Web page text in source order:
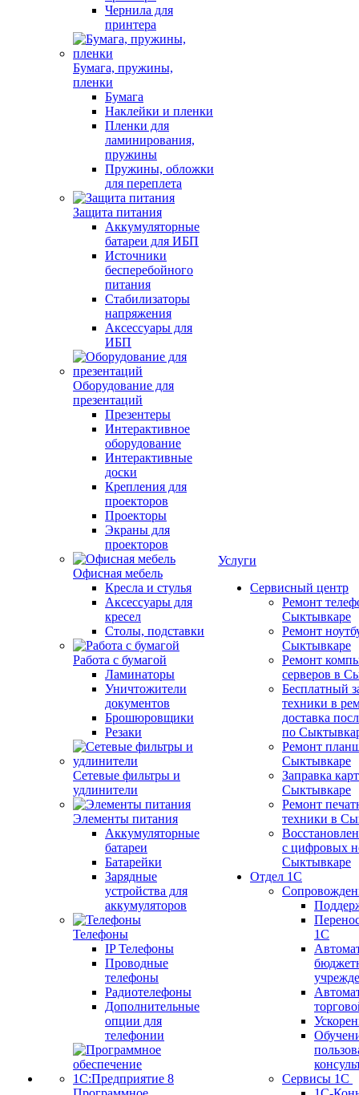
Чернила для
принтера
Бумага, пружины,
пленки
Бумага
Наклейки и пленки
Пленки для
ламинирования,
пружины
Пружины, обложки
для переплета
Защита питания
Аккумуляторные
батареи для ИБП
Источники
бесперебойного
питания
Стабилизаторы
напряжения
Аксессуары для
ИБП
Оборудование для
презентаций
Презентеры
Интерактивное
оборудование
Интерактивные
доски
Крепления для
проекторов
Проекторы
Экраны для
проекторов
Офисная мебель
Кресла и стулья
Аксессуары для
кресел
Столы, подставки
Работа с бумагой
Ламинаторы
Уничтожители
документов
Брошюровщики
Резаки
Сетевые фильтры и
удлинители
Элементы питания
Аккумуляторные
батареи
Батарейки
Зарядные
устройства для
аккумуляторов
Телефоны
IP Телефоны
Проводные
телефоны
Радиотелефоны
Дополнительные
опции для
телефонии
Услуги
Сервисный центр
Ремонт
Сыктывкаре
Ремонт
Сыктывкаре
Ремонт
серверов в
Бесплатный
техники в
доставка
по
Ремонт
Сыктывкаре
Заправка
Сыктывкаре
Ремонт
техники в
с цифровых
Сыктывкаре
Отдел 1С
1С
Сервисы 1С